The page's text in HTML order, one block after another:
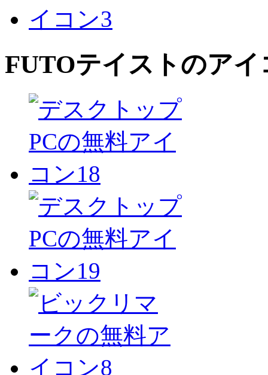
FUTOテイストのアイ